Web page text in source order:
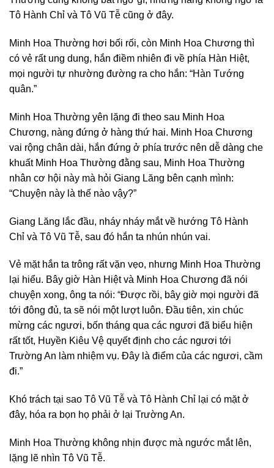
Tô Hành Chỉ và Tô Vũ Tễ cũng ở đây.
Minh Hoa Thường hơi bối rối, còn Minh Hoa Chương thì
có vẻ rất ung dung, hắn điềm nhiên đi về phía Hàn Hiệt,
mọi người tự nhường đường ra cho hắn: “Hàn Tướng
quân.”
Minh Hoa Thường yên lặng đi theo sau Minh Hoa
Chương, nàng đứng ở hàng thứ hai. Minh Hoa Chương
vai rộng chân dài, hắn đứng ở phía trước nên dễ dàng che
khuất Minh Hoa Thường đằng sau, Minh Hoa Thường
nhân cơ hội này mà hỏi Giang Lăng bên cạnh mình:
“Chuyện này là thế nào vậy?”
Giang Lăng lắc đầu, nháy nháy mắt về hướng Tô Hành
Chỉ và Tô Vũ Tễ, sau đó hắn ta nhún nhún vai.
Vẻ mặt hắn ta trông rất vặn vẹo, nhưng Minh Hoa Thường
lại hiểu. Bây giờ Hàn Hiệt và Minh Hoa Chương đã nói
chuyện xong, ông ta nói: “Được rồi, bây giờ mọi người đã
tới đông đủ, ta sẽ nói một lượt luôn. Đầu tiên, xin chúc
mừng các ngươi, bốn tháng qua các ngươi đã biểu hiện
rất tốt, Huyền Kiêu Vệ quyết định cho các ngươi tới
Trường An làm nhiệm vụ. Đây là điểm của các ngươi, cầm
đi.”
Khó trách tại sao Tô Vũ Tễ và Tô Hành Chỉ lại có mặt ở
đây, hóa ra bọn họ phải ở lại Trường An.
Minh Hoa Thường không nhịn được mà ngước mắt lên,
lặng lẽ nhìn Tô Vũ Tễ.